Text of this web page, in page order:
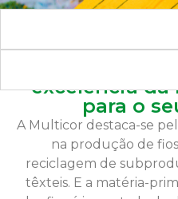
excelência da
para o
A Multicor destaca-se
na produção de
reciclagem de
têxteis. E a matéria-